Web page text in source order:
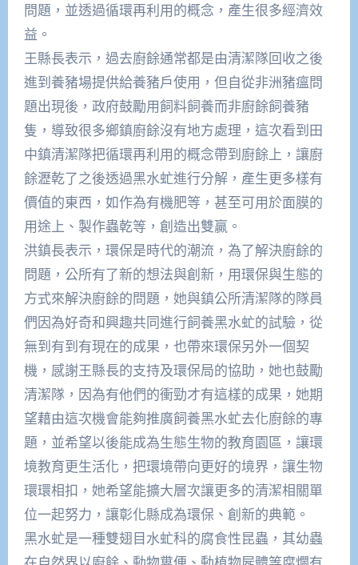
問題，並透過循環再利用的概念，產生很多經濟效
益。
王縣長表示，過去廚餘通常都是由清潔隊回收之後
進到養豬場提供給養豬戶使用，但自從非洲豬瘟問
題出現後，政府鼓勵用飼料飼養而非廚餘飼養豬
隻，導致很多鄉鎮廚餘沒有地方處理，這次看到田
中鎮清潔隊把循環再利用的概念帶到廚餘上，讓廚
餘瀝乾了之後透過黑水虻進行分解，產生更多樣有
價值的東西，如作為有機肥等，甚至可用於面膜的
用途上、製作蟲乾等，創造出雙贏。
洪鎮長表示，環保是時代的潮流，為了解決廚餘的
問題，公所有了新的想法與創新，用環保與生態的
方式來解決廚餘的問題，她與鎮公所清潔隊的隊員
們因為好奇和興趣共同進行飼養黑水虻的試驗，從
無到有到有現在的成果，也帶來環保另外一個契
機，感謝王縣長的支持及環保局的協助，她也鼓勵
清潔隊，因為有他們的衝勁才有這樣的成果，她期
望藉由這次機會能夠推廣飼養黑水虻去化廚餘的專
題，並希望以後能成為生態生物的教育園區，讓環
境教育更生活化，把環境帶向更好的境界，讓生物
環環相扣，她希望能擴大層次讓更多的清潔相關單
位一起努力，讓彰化縣成為環保、創新的典範。
黑水虻是一種雙翅目水虻科的腐食性昆蟲，其幼蟲